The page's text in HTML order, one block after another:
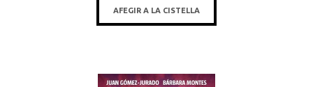
AFEGIR A LA CISTELLA